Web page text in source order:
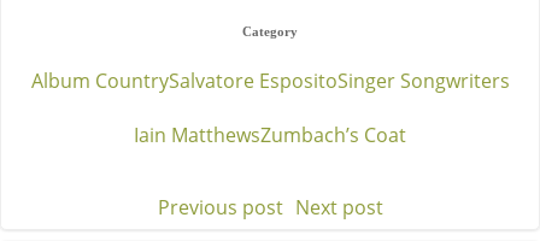
Category
Album CountrySalvatore EspositoSinger Songwriters
Iain MatthewsZumbach’s Coat
Post
Previous post Post
Next post